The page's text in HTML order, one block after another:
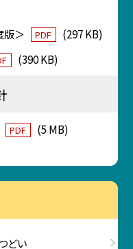
版＞
PDF
(297 KB)
(390 KB)
PDF (5 MB)
どい